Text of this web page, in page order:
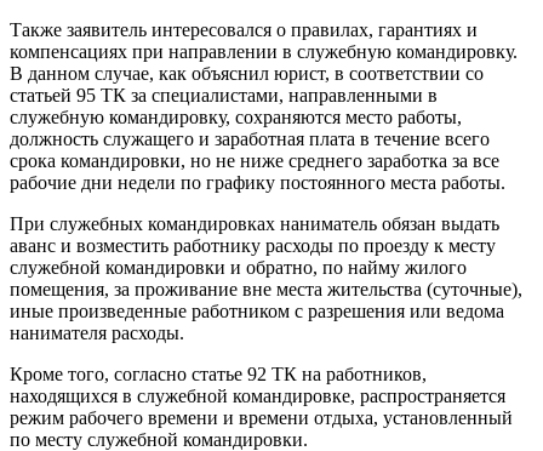
Также заявитель интересовался о правилах, гарантиях и
компенсациях при направлении в служебную командировку.
В данном случае, как объяснил юрист, в соответствии со
статьей 95 ТК за специалистами, направленными в
служебную командировку, сохраняются место работы,
должность служащего и заработная плата в течение всего
срока командировки, но не ниже среднего заработка за все
рабочие дни недели по графику постоянного места работы.
При служебных командировках наниматель обязан выдать
аванс и возместить работнику расходы по проезду к месту
служебной командировки и обратно, по найму жилого
помещения, за проживание вне места жительства (суточные),
иные произведенные работником с разрешения или ведома
нанимателя расходы.
Кроме того, согласно статье 92 ТК на работников,
находящихся в служебной командировке, распространяется
режим рабочего времени и времени отдыха, установленный
по месту служебной командировки.